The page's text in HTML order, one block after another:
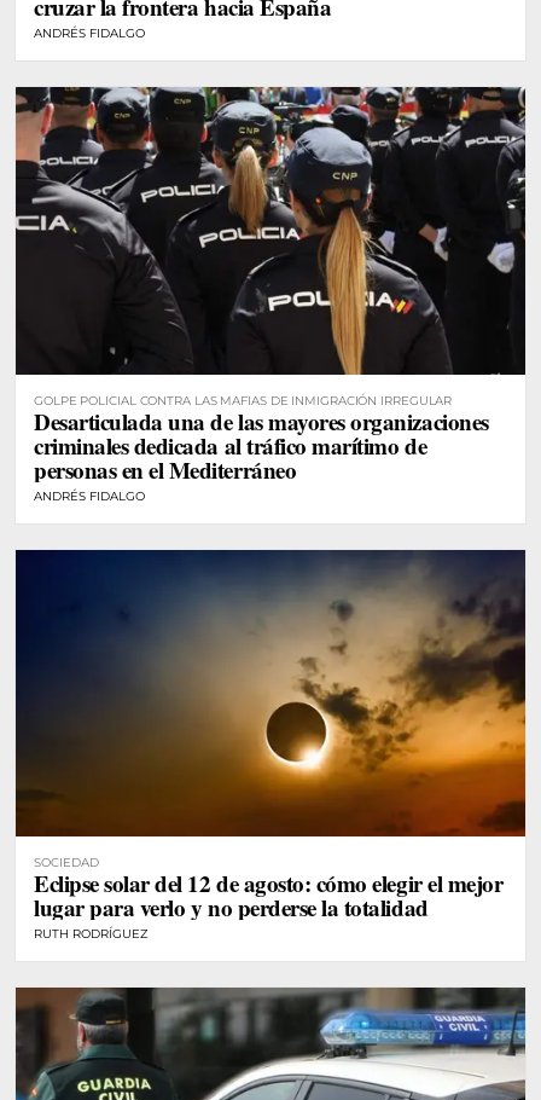
cruzar la frontera hacia España
ANDRÉS FIDALGO
GOLPE POLICIAL CONTRA LAS MAFIAS DE INMIGRACIÓN IRREGULAR
Desarticulada una de las mayores organizaciones
criminales dedicada al tráfico marítimo de
personas en el Mediterráneo
ANDRÉS FIDALGO
SOCIEDAD
Eclipse solar del 12 de agosto: cómo elegir el mejor
lugar para verlo y no perderse la totalidad
RUTH RODRÍGUEZ